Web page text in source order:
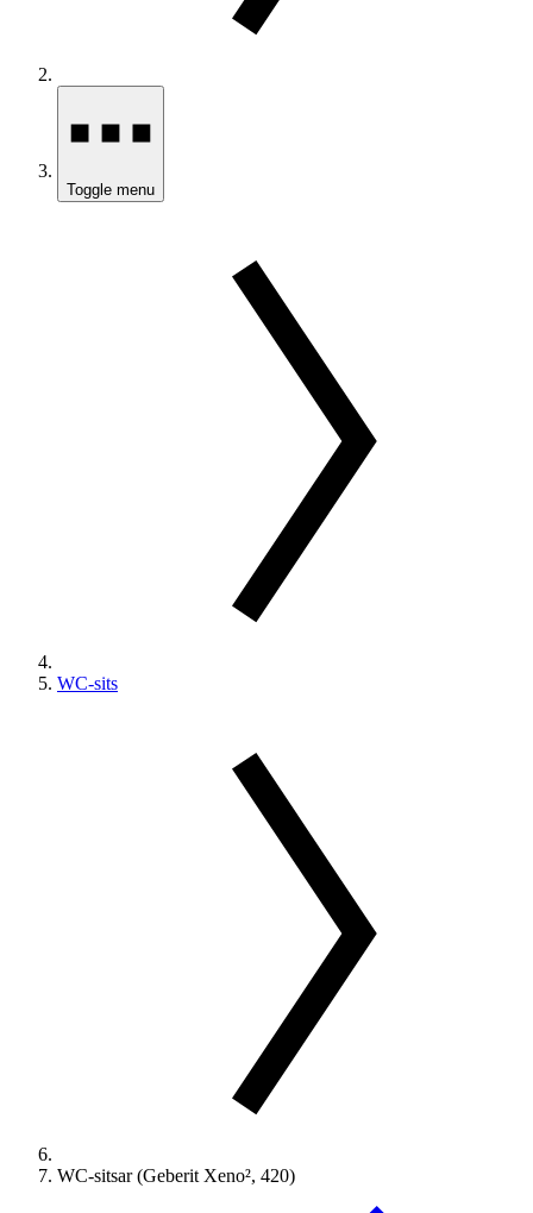
Toggle menu
WC-sits
WC-sitsar (Geberit Xeno², 420)